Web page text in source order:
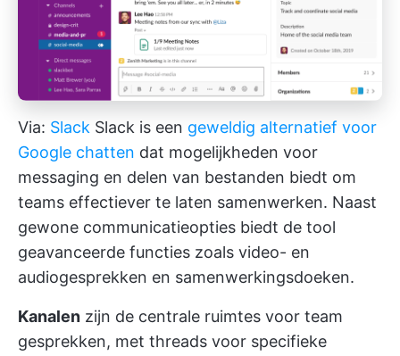
Via: Slack Slack is een geweldig alternatief voor
Google chatten dat mogelijkheden voor
messaging en delen van bestanden biedt om
teams effectiever te laten samenwerken. Naast
gewone communicatieopties biedt de tool
geavanceerde functies zoals video- en
audiogesprekken en samenwerkingsdoeken.
Kanalen zijn de centrale ruimtes voor team
gesprekken, met threads voor specifieke